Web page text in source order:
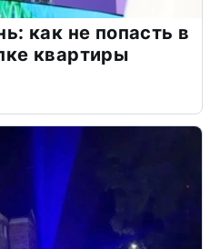
как не попасть в
квартиры